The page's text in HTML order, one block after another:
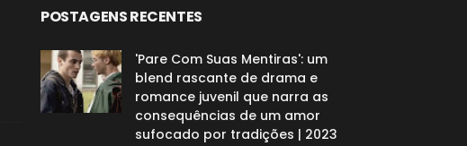
POSTAGENS RECENTES
'Pare Com Suas Mentiras': um
blend rascante de drama e
romance juvenil que narra as
consequências de um amor
sufocado por tradições | 2023